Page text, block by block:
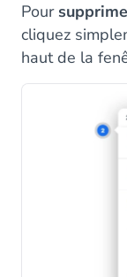
Pour
cliquez
haut de la